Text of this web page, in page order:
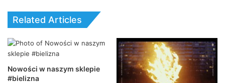
Related Articles
Nowości w naszym sklepie
#bielizna